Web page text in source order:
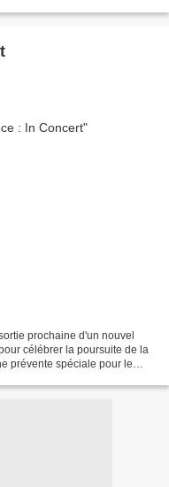
prochaine d'un nouvel
célébrer la poursuite de la
prévente spéciale pour le